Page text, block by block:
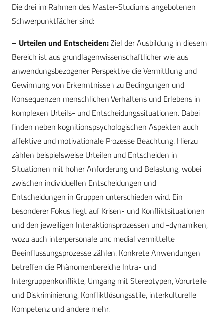
Die drei im Rahmen des Master-Studiums angebotenen
Schwerpunktfächer sind:
– Urteilen und Entscheiden:Ziel der Ausbildung in diesem
Bereich ist aus grundlagenwissenschaftlicher wie aus
anwendungsbezogener Perspektive die Vermittlung und
Gewinnung von Erkenntnissen zu Bedingungen und
Konsequenzen menschlichen Verhaltens und Erlebens in
komplexen Urteils- und Entscheidungssituationen. Dabei
finden neben kognitionspsychologischen Aspekten auch
affektive und motivationale Prozesse Beachtung. Hierzu
zählen beispielsweise Urteilen und Entscheiden in
Situationen mit hoher Anforderung und Belastung, wobei
zwischen individuellen Entscheidungen und
Entscheidungen in Gruppen unterschieden wird. Ein
besonderer Fokus liegt auf Krisen- und Konfliktsituationen
und den jeweiligen Interaktionsprozessen und -dynamiken,
wozu auch interpersonale und medial vermittelte
Beeinflussungsprozesse zählen. Konkrete Anwendungen
betreffen die Phänomenbereiche Intra- und
Intergruppenkonflikte, Umgang mit Stereotypen, Vorurteile
und Diskriminierung, Konfliktlösungsstile, interkulturelle
Kompetenz und andere mehr.